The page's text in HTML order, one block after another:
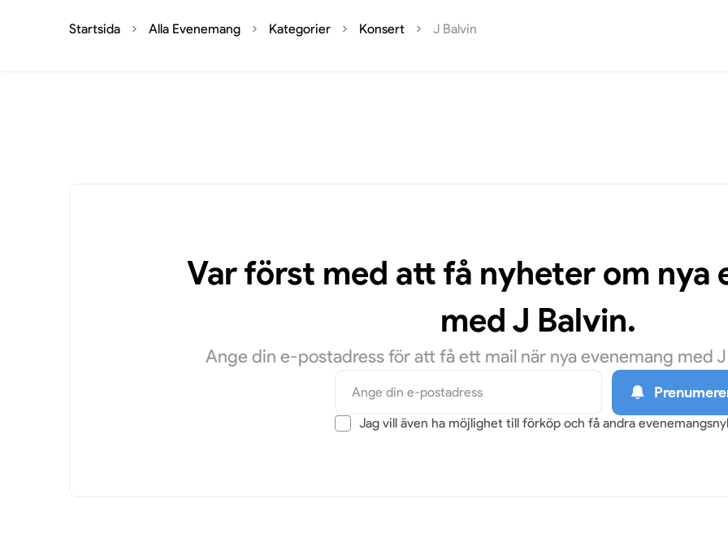
Startsida Alla Evenemang Kategorier Konsert J Balvin
Var först med att få nyheter om nya
med J Balvin.
Ange din e-postadress för att få ett mail när nya evenemang med
Jag vill även ha möjlighet till förköp och få andra